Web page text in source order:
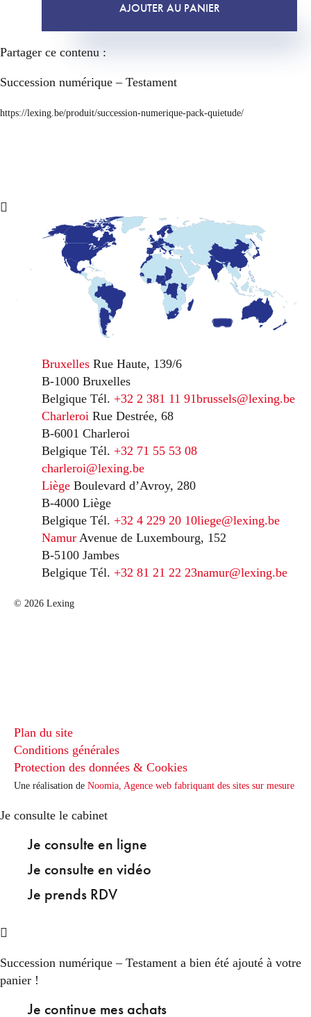
AJOUTER AU PANIER
Partager ce contenu :
Succession numérique – Testament
https://lexing.be/produit/succession-numerique-pack-quietude/
Bruxelles Rue Haute, 139/6
B-1000 Bruxelles
Belgique Tél. +32 2 381 11 91brussels@lexing.be
Charleroi Rue Destrée, 68
B-6001 Charleroi
Belgique Tél. +32 71 55 53 08
charleroi@lexing.be
Liège Boulevard d’Avroy, 280
B-4000 Liège
Belgique Tél. +32 4 229 20 10liege@lexing.be
Namur Avenue de Luxembourg, 152
B-5100 Jambes
Belgique Tél. +32 81 21 22 23namur@lexing.be
© 2026 Lexing
Plan du site
Conditions générales
Protection des données & Cookies
Une réalisation de Noomia, Agence web fabriquant des sites sur mesure
Je consulte le cabinet
Je consulte en ligne
Je consulte en vidéo
Je prends RDV
Succession numérique – Testament a bien été ajouté à votre
panier !
Je continue mes achats